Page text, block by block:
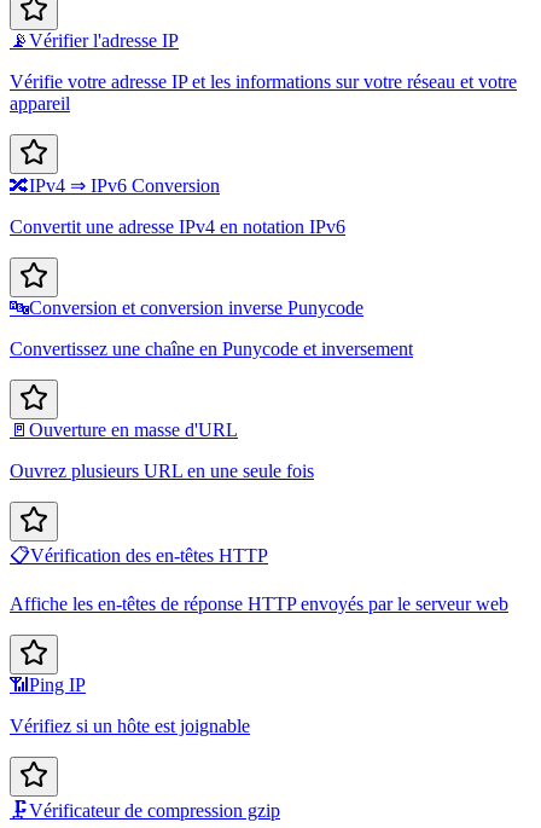
📡Vérifier l'adresse IP
Vérifie votre adresse IP et les informations sur votre réseau et votre
appareil
🔀IPv4 ⇒ IPv6 Conversion
Convertit une adresse IPv4 en notation IPv6
🔤Conversion et conversion inverse Punycode
Convertissez une chaîne en Punycode et inversement
🚪 Ouverture en masse d'URL
Ouvrez plusieurs URL en une seule fois
📋Vérification des en-têtes HTTP
Affiche les en-têtes de réponse HTTP envoyés par le serveur web
📶 Ping IP
Vérifiez si un hôte est joignable
🗜️Vérificateur de compression gzip